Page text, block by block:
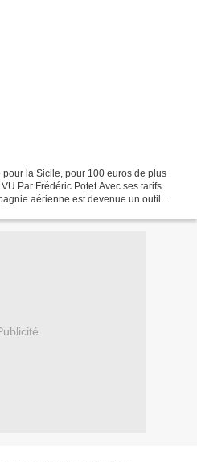
la Sicile, pour 100 euros de plus
Par Frédéric Potet Avec ses tarifs
aérienne est devenue un outil